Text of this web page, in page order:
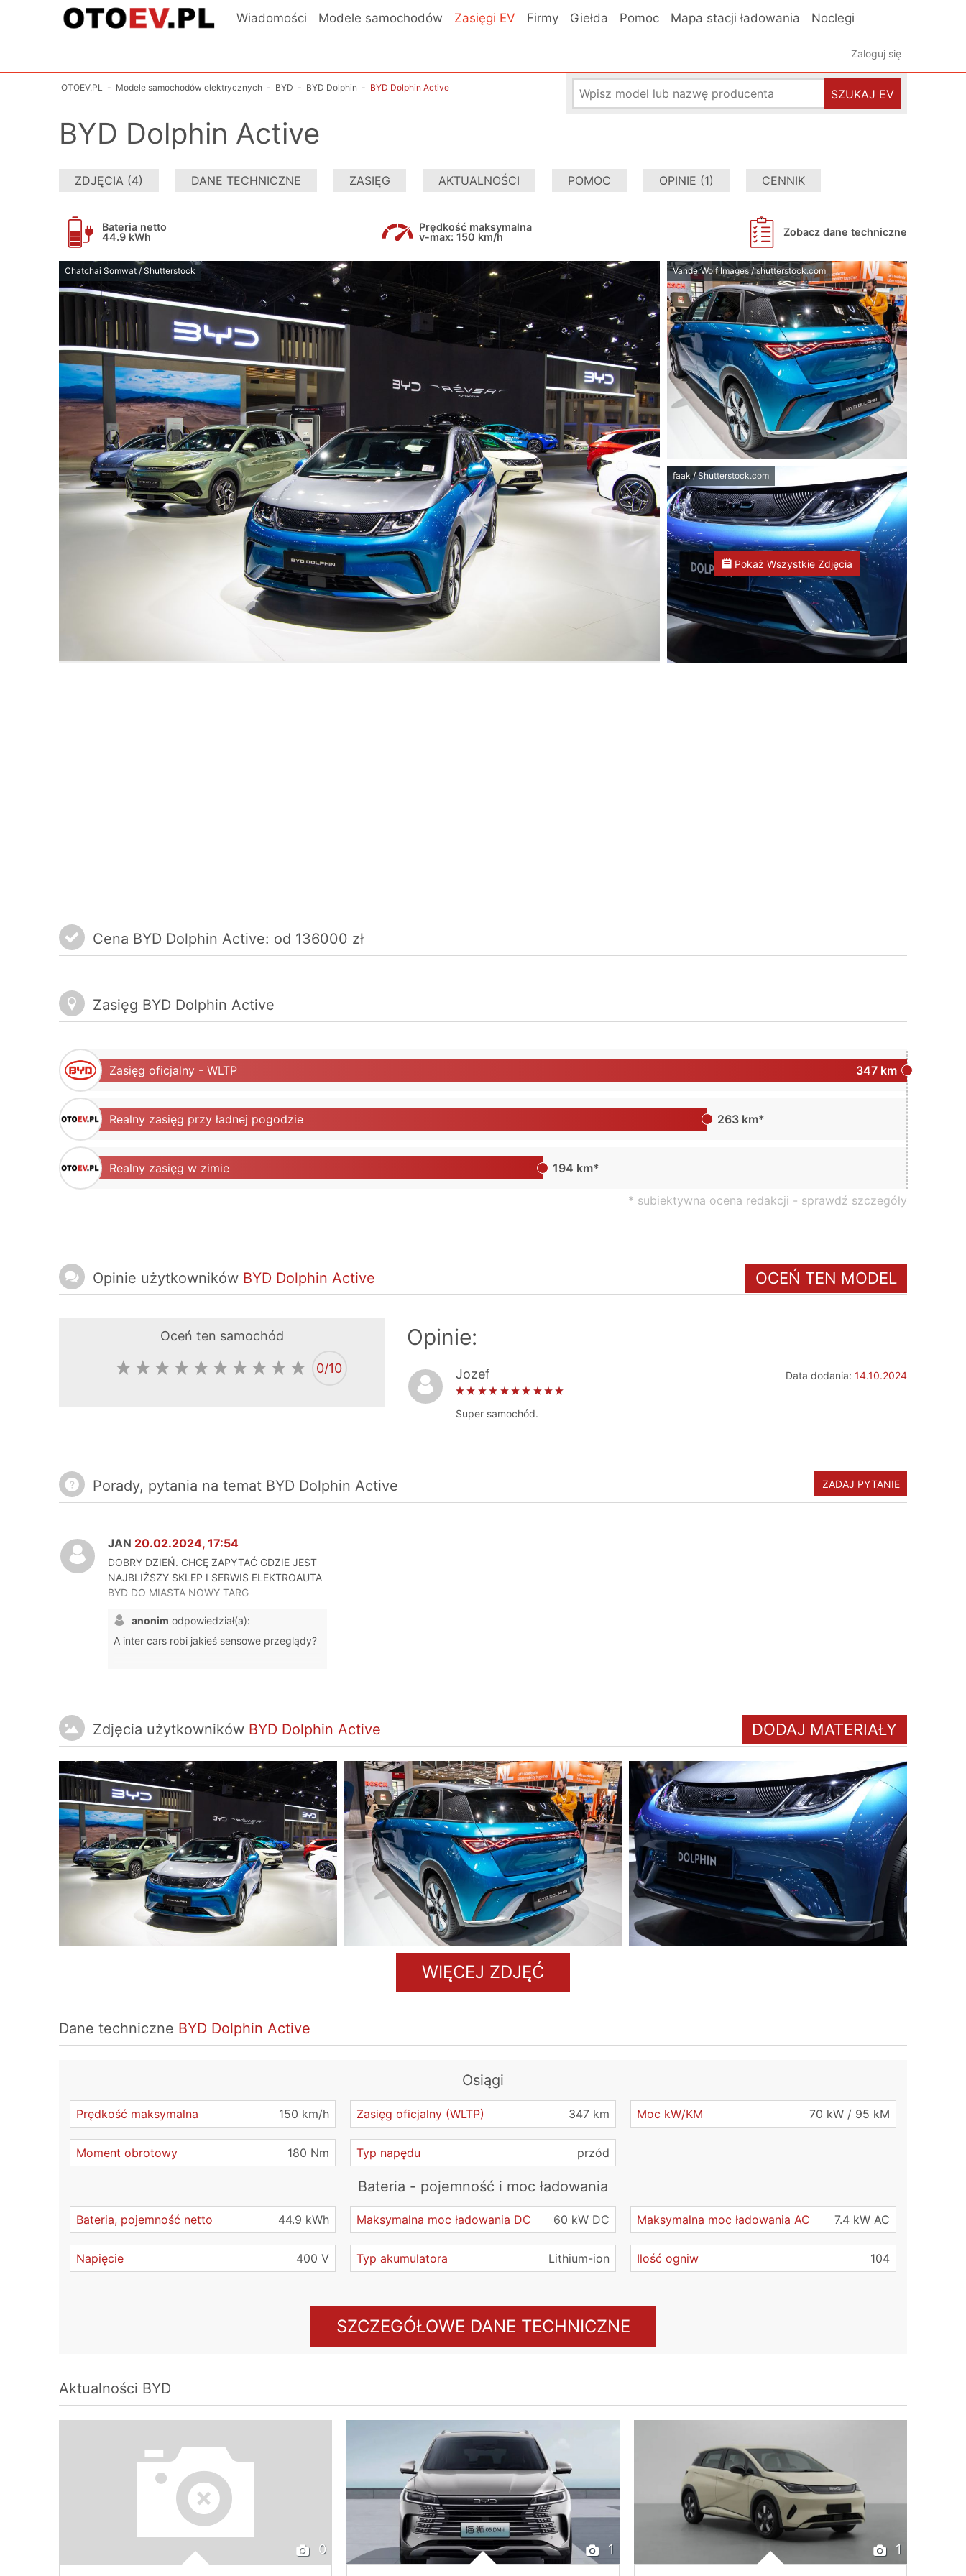
Wiadomości Modele samochodów Zasięgi EV Firmy Giełda Pomoc Mapa stacji ładowania Noclegi
Zaloguj się
SZUKAJ EV
OTOEV.PL - Modele samochodów elektrycznych - BYD - BYD Dolphin - BYD Dolphin Active
BYD Dolphin Active
ZDJĘCIA (4) DANE TECHNICZNE ZASIĘG AKTUALNOŚCI POMOC OPINIE (1) CENNIK
Bateria netto
44.9 kWh
Prędkość maksymalna
v-max: 150 km/h
Zobacz dane techniczne
Chatchai Somwat / Shutterstock VanderWolf Images / shutterstock.com
faak / Shutterstock.com
Pokaż Wszystkie Zdjęcia
Cena BYD Dolphin Active: od 136000 zł
Zasięg BYD Dolphin Active
Zasięg oficjalny - WLTP 347 km
Realny zasięg przy ładnej pogodzie 263 km*
Realny zasięg w zimie 194 km*
* subiektywna ocena redakcji - sprawdź szczegóły
Opinie użytkowników BYD Dolphin Active OCEŃ TEN MODEL
Oceń ten samochód
0/10
Opinie:
Jozef Data dodania: 14.10.2024
Super samochód.
Porady, pytania na temat BYD Dolphin Active ZADAJ PYTANIE
JAN 20.02.2024, 17:54
DOBRY DZIEŃ. CHCĘ ZAPYTAĆ GDZIE JEST
NAJBLIŻSZY SKLEP I SERWIS ELEKTROAUTA
BYD DO MIASTA NOWY TARG
anonim odpowiedział(a):
A inter cars robi jakieś sensowe przeglądy?
Zdjęcia użytkowników BYD Dolphin Active DODAJ MATERIAŁY
WIĘCEJ ZDJĘĆ
Dane techniczne BYD Dolphin Active
Osiągi
Prędkość maksymalna 150 km/h Zasięg oficjalny (WLTP) 347 km Moc kW/KM 70 kW / 95 kM
Moment obrotowy 180 Nm Typ napędu przód
Bateria - pojemność i moc ładowania
Bateria, pojemność netto 44.9 kWh Maksymalna moc ładowania DC 60 kW DC Maksymalna moc ładowania AC 7.4 kW AC
Napięcie 400 V Typ akumulatora Lithium-ion Ilość ogniw 104
SZCZEGÓŁOWE DANE TECHNICZNE
Aktualności BYD
0 1 1